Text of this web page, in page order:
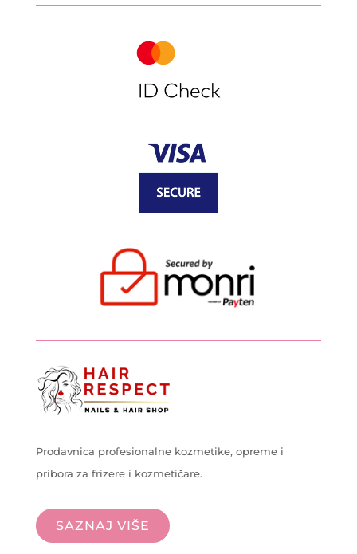
Prodavnica profesionalne kozmetike, opreme i
pribora za frizere i kozmetičare.
SAZNAJ VIŠE